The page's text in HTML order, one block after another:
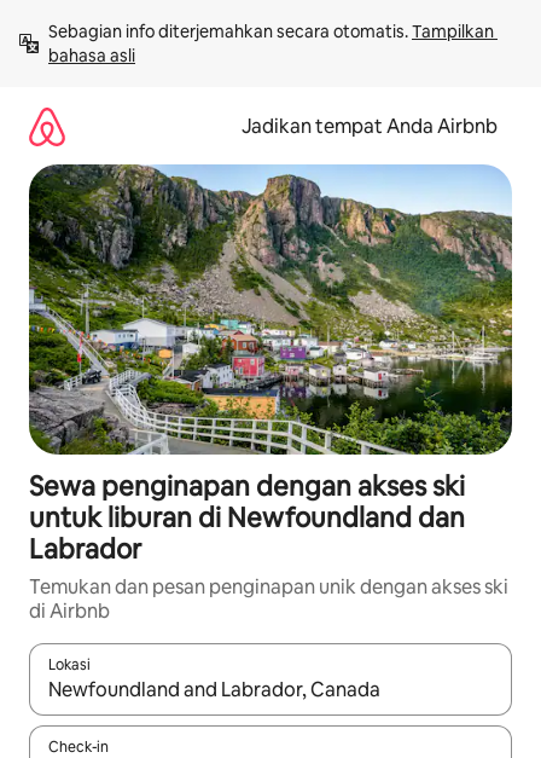
langsung
lihat
Sebagian info diterjemahkan secara otomatis. Tampilkan
bahasa asli
Jadikan tempat Anda Airbnb
Sewa penginapan dengan akses ski
untuk liburan di Newfoundland dan
Labrador
Temukan dan pesan penginapan unik dengan akses ski
di Airbnb
Lokasi
Jika hasil yang dicari tersedia, telusuri dengan tombol panah
Check-in